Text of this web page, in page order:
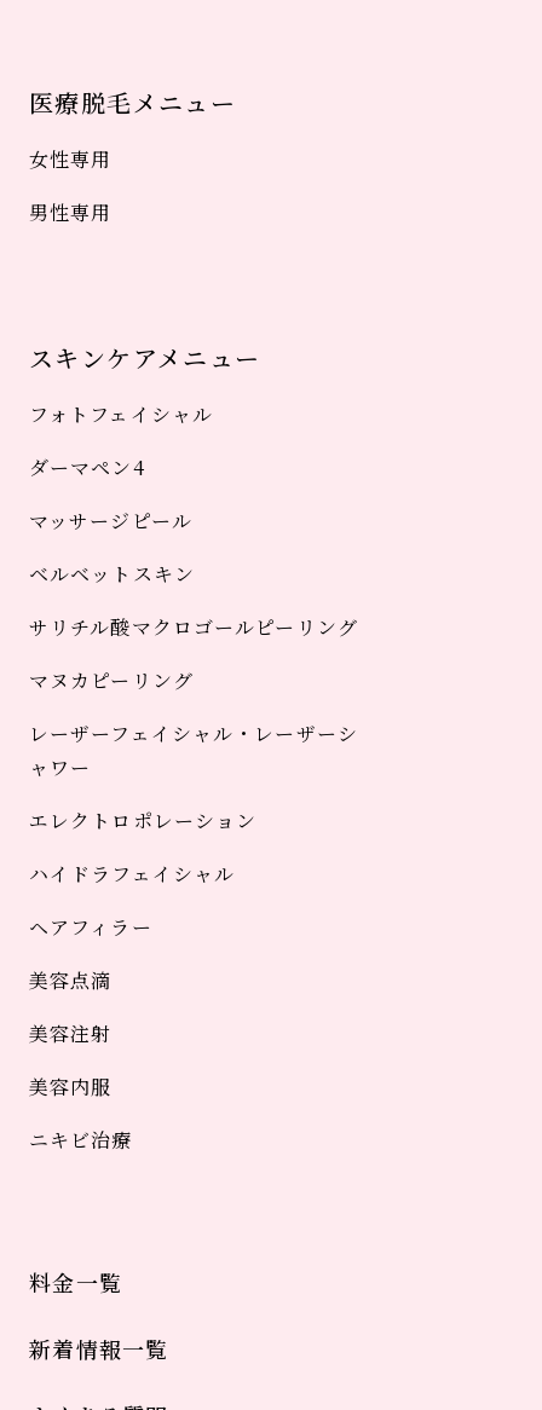
医療脱毛メニュー
女性専用
男性専用
スキンケアメニュー
フォトフェイシャル
ダーマペン4
マッサージピール
ベルベットスキン
サリチル酸マクロゴールピーリング
マヌカピーリング
レーザーフェイシャル・レーザーシ
ャワー
エレクトロポレーション
ハイドラフェイシャル
ヘアフィラー
美容点滴
美容注射
美容内服
ニキビ治療
料金一覧
新着情報一覧